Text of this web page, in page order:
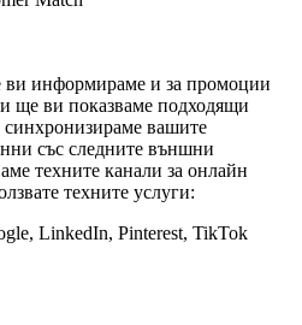
ви информираме и за промоции
ще ви показваме подходящи
синхронизираме вашите
със следните външни
техните канали за онлайн
техните услуги:
LinkedIn, Pinterest, TikTok